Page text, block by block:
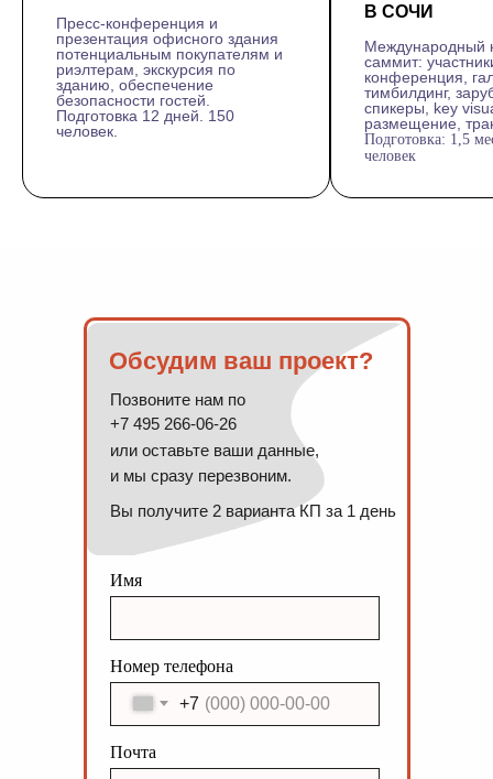
Пресс-конференция и
презентация офисного здания
потенциальным покупателям и
риэлтерам, экскурсия по
зданию, обеспечение
безопасности гостей.
Подготовка 12 дней. 150
человек.
В СОЧИ
Международный
саммит:
конференция,
тимбилдинг,
спикеры, key
размещение,
Подготовка: 1,5
человек
Имя
Номер телефона
+7
Почта
Обсудим ваш проект?
Позвоните нам по
или оставьте ваши данные,
и мы сразу перезвоним.
+7 495 266-06-26
Вы получите 2 варианта КП за 1 день